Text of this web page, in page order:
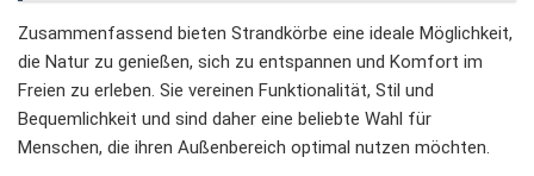
Zusammenfassend bieten Strandkörbe eine ideale Möglichkeit,
die Natur zu genießen, sich zu entspannen und Komfort im
Freien zu erleben. Sie vereinen Funktionalität, Stil und
Bequemlichkeit und sind daher eine beliebte Wahl für
Menschen, die ihren Außenbereich optimal nutzen möchten.